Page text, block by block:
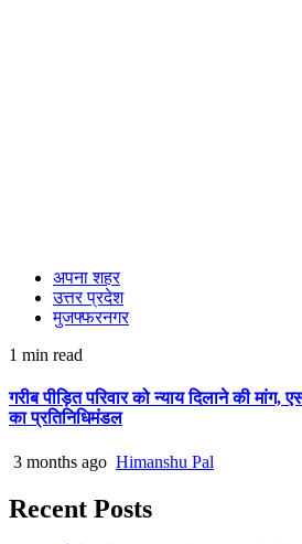
अपना शहर
उत्तर प्रदेश
मुजफ्फरनगर
1 min read
गरीब पीड़ित परिवार को न्याय दिलाने की मांग,
का प्रतिनिधिमंडल
3 months ago Himanshu Pal
Recent Posts